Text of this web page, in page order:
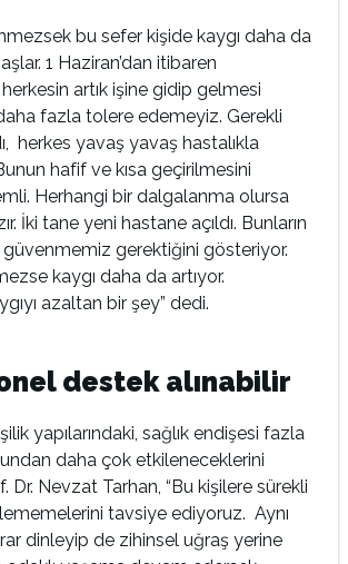
bu sefer kişide kaygı daha da
1 Haziran’dan itibaren
artık işine gidip gelmesi
fazla tolere edemeyiz. Gerekli
herkes yavaş yavaş hastalıkla
hafif ve kısa geçirilmesini
Herhangi bir dalgalanma olursa
İki tane yeni hastane açıldı. Bunların
gerektiğini gösteriyor.
kaygı daha da artıyor.
azaltan bir şey” dedi.
destek alınabilir
yapılarındaki, sağlık endişesi fazla
daha çok etkileneceklerini
Dr. Nevzat Tarhan, “Bu kişilere sürekli
tavsiye ediyoruz. Aynı
dinleyip de zihinsel uğraş yerine